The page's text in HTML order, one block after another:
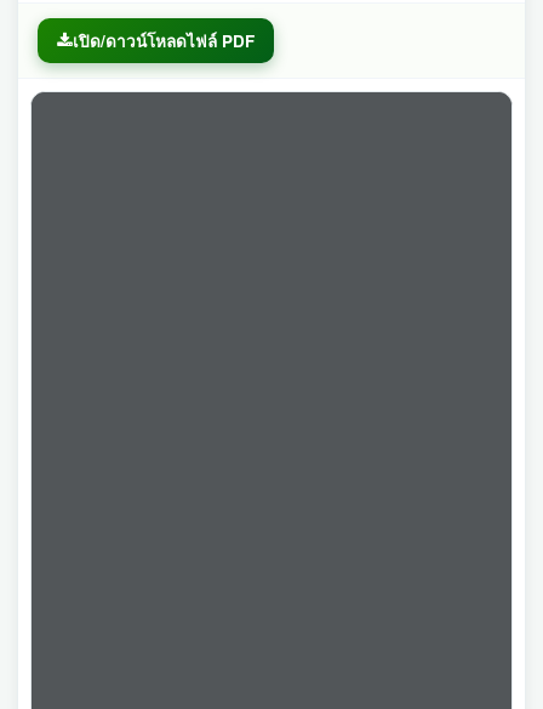
เปิด/ดาวน์โหลดไฟล์ PDF